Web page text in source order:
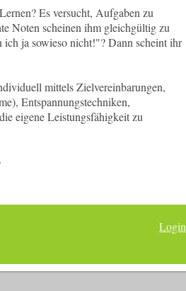
Es versucht, Aufgaben zu
Noten scheinen ihm gleichgültig zu
ja sowieso nicht!"? Dann scheint ihr
mittels Zielvereinbarungen,
Entspannungstechniken,
eigene Leistungsfähigkeit zu
Login